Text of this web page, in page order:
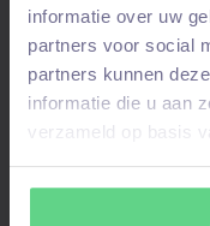
informatie over uw
partners voor social
partners kunnen
informatie die u aan
verzameld op basis
wilt invullen.
achternaamen
Join